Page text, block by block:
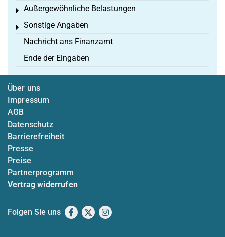
Außergewöhnliche Belastungen
Toggle menu
Sonstige Angaben
Toggle menu
Nachricht ans Finanzamt
Ende der Eingaben
Über uns
Impressum
AGB
Datenschutz
Barrierefreiheit
Presse
Preise
Partnerprogramm
Vertrag widerrufen
Folgen Sie uns Facebook
X Instagram